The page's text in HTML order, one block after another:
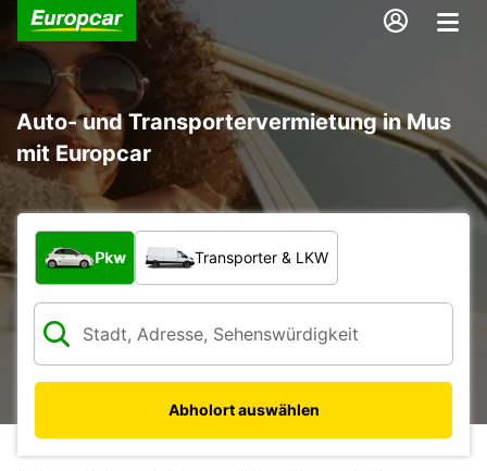
Auto- und Transportervermietung in Mus
mit Europcar
Welche Art von Fahrzeug?
Pkw Transporter & LKW
Abholort auswählen